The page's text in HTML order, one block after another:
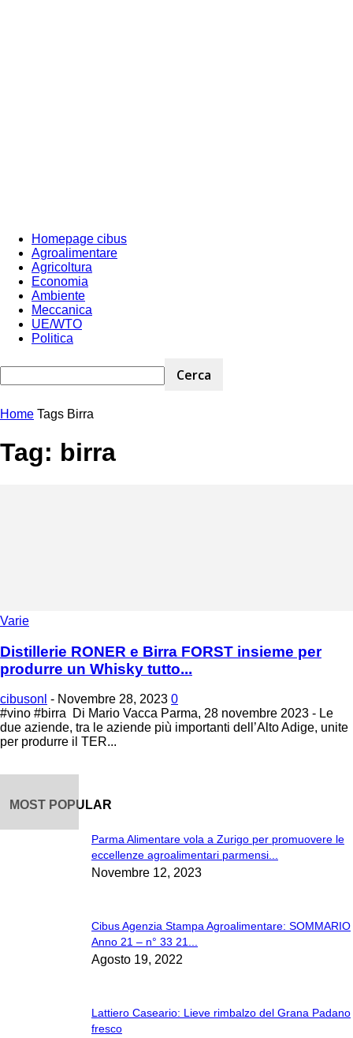
Homepage cibus
Agroalimentare
Agricoltura
Economia
Ambiente
Meccanica
UE/WTO
Politica
Home Tags Birra
Tag: birra
Varie
Distillerie RONER e Birra FORST insieme per
produrre un Whisky tutto...
cibusonl - Novembre 28, 2023 0
#vino #birra Di Mario Vacca Parma, 28 novembre 2023 - Le
due aziende, tra le aziende più importanti dell’Alto Adige, unite
per produrre il TER...
MOST POPULAR
Parma Alimentare vola a Zurigo per promuovere le
eccellenze agroalimentari parmensi...
Novembre 12, 2023
Cibus Agenzia Stampa Agroalimentare: SOMMARIO
Anno 21 – n° 33 21...
Agosto 19, 2022
Lattiero Caseario: Lieve rimbalzo del Grana Padano
fresco